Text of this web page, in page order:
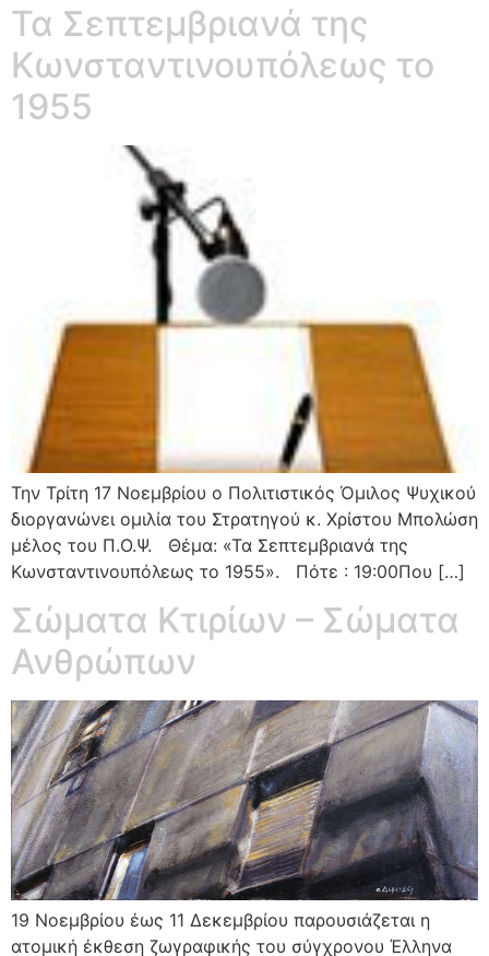
Τα Σεπτεμβριανά της
Κωνσταντινουπόλεως το
1955
Την Τρίτη 17 Νοεμβρίου ο Πολιτιστικός Όμιλος Ψυχικού
διοργανώνει ομιλία του Στρατηγού κ. Χρίστου Μπολώση
μέλος του Π.Ο.Ψ. Θέμα: «Τα Σεπτεμβριανά της
Κωνσταντινουπόλεως το 1955». Πότε : 19:00Που […]
Σώματα Κτιρίων – Σώματα
Ανθρώπων
19 Νοεμβρίου έως 11 Δεκεμβρίου παρουσιάζεται η
ατομική έκθεση ζωγραφικής του σύγχρονου Έλληνα